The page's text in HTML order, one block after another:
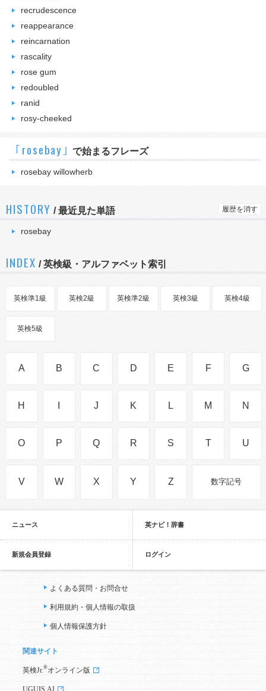
recrudescence
reappearance
reincarnation
rascality
rose gum
redoubled
ranid
rosy-cheeked
｢rosebay｣ で始まるフレーズ
rosebay willowherb
HISTORY /最近見た単語 履歴を消す
rosebay
INDEX / 英検級・アルファベット索引
英検準1級 英検2級 英検準2級 英検3級 英検4級
英検5級
A B C D E F G
H J K L M N
O P Q R S T U
V W X Y Z 数字記号
ニュース 英ナビ！辞書
新規会員登録 ログイン
よくある質問・お問合せ
利用規約・個人情報の取扱
個人情報保護方針
関連サイト
英検Jr. ®オンライン版
UGUIS.AI